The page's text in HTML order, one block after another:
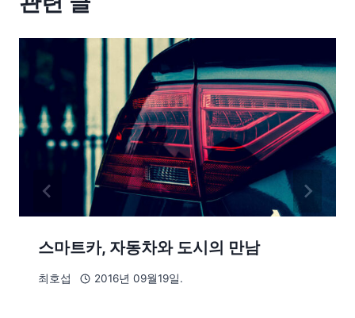
스마트카, 자동차와 도시의 만남
최호섭 2016년 09월19일.